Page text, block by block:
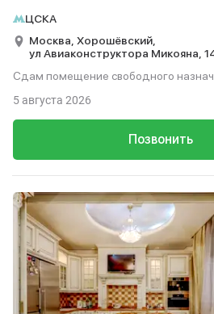
ЦСКА
Москва, Хорошёвский,
ул Авиаконструктора Микояна,
Сдам помещение свободного
Позвонить
5 августа 2026